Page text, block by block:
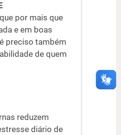
por mais que
e em boas
preciso também
de quem
reduzem
diário de